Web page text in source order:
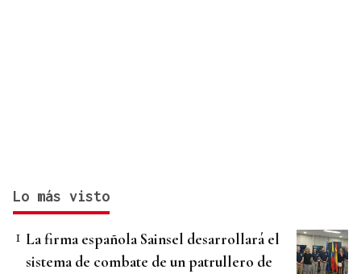
Lo más visto
La firma española Sainsel desarrollará el
sistema de combate de un patrullero de